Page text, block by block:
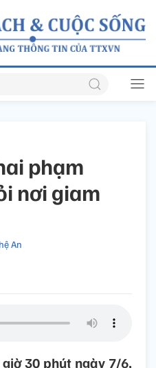
phạm
nơi giam
An
30 phút ngày 7/6,